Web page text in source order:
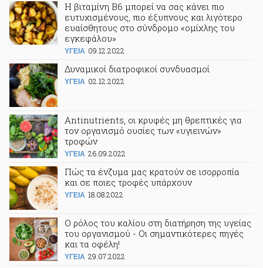
Η βιταμίνη Β6 μπορεί να σας κάνει πιο
ευτυχισμένους, πιο έξυπνους και λιγότερο
ευαίσθητους στο σύνδρομο «ομίχλης του
εγκεφάλου»
ΥΓΕΙΑ 09.12.2022
Δυναμικοί διατροφικοί συνδυασμοί
ΥΓΕΙΑ 02.12.2022
Antinutrients, οι κρυφές μη θρεπτικές για
τον οργανισμό ουσίες των «υγιεινών»
τροφών
ΥΓΕΙΑ 26.09.2022
Πώς τα ένζυμα μας κρατούν σε ισορροπία
και σε ποιες τροφές υπάρχουν
ΥΓΕΙΑ 18.08.2022
Ο ρόλος του καλίου στη διατήρηση της υγείας
του οργανισμού - Οι σημαντικότερες πηγές
και τα οφέλη!
ΥΓΕΙΑ 29.07.2022